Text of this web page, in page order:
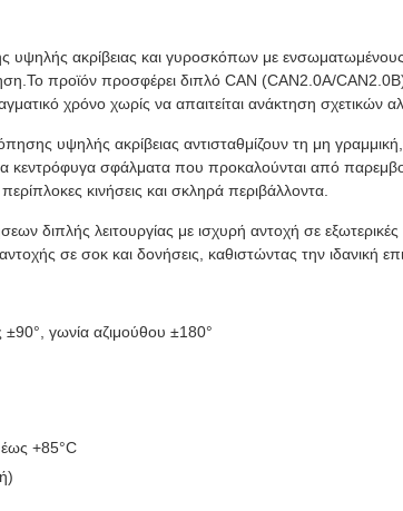
υψηλής ακρίβειας και γυροσκόπων με
προϊόν προσφέρει διπλό CAN (CAN2.0A/
χρόνο χωρίς να απαιτείται ανάκτηση σχετικών
υψηλής ακρίβειας αντισταθμίζουν τη μη
κεντρόφυγα σφάλματα που προκαλούνται από
κινήσεις και σκληρά περιβάλλοντα.
διπλής λειτουργίας με ισχυρή αντοχή σε
σε σοκ και δονήσεις, καθιστώντας την ιδανική
±90°, γωνία αζιμούθου ±180°
έως +85°C